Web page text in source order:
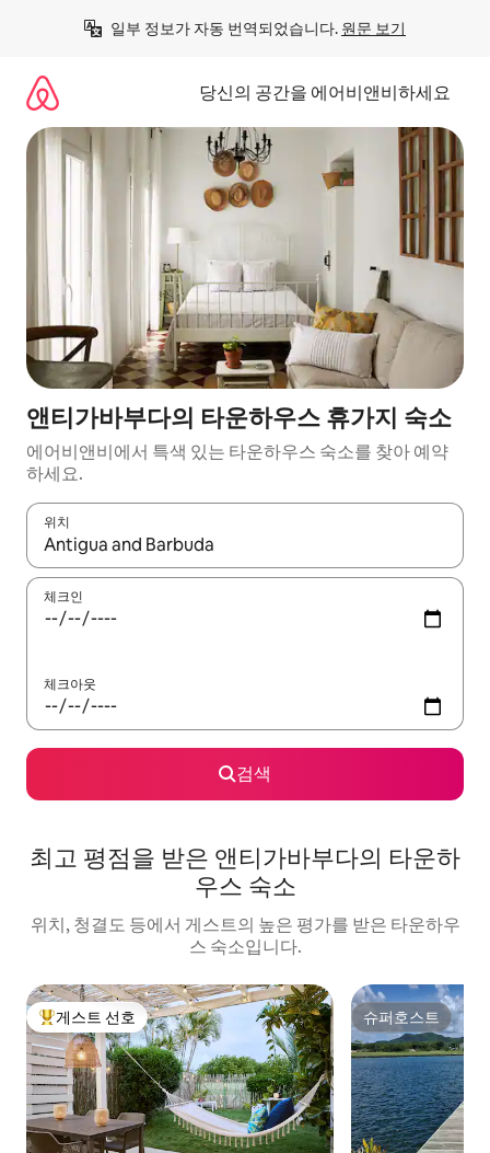
일부 정보가 자동 번역되었습니다. 원문 보기
당신의 공간을 에어비앤비하세요
앤티가바부다의 타운하우스 휴가지 숙소
에어비앤비에서 특색 있는 타운하우스 숙소를 찾아 예약
하세요.
위치
결과가 나오면 위·아래 화살표 키를 사용하거나 터치 또는 스와이
체크인
체크아웃
검색
최고 평점을 받은 앤티가바부다의 타운하
우스 숙소
위치, 청결도 등에서 게스트의 높은 평가를 받은 타운하우
스 숙소입니다.
상위 게스트 선호
게스트 선호 슈퍼호스트
슈퍼호스트